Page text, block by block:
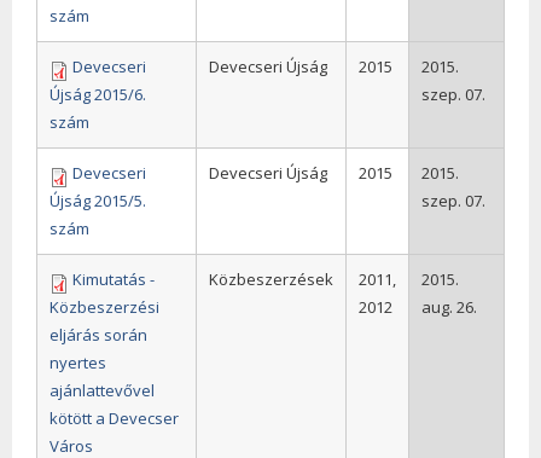
szám
Devecseri
Újság 2015/6.
szám
Devecseri Újság 2015
2015.
szep. 07.
Devecseri
Újság 2015/5.
szám
Devecseri Újság 2015
2015.
szep. 07.
Kimutatás -
Közbeszerzési
eljárás során
nyertes
ajánlattevővel
kötött a Devecser
Város
Közbeszerzések
2011,
2012
2015.
aug. 26.